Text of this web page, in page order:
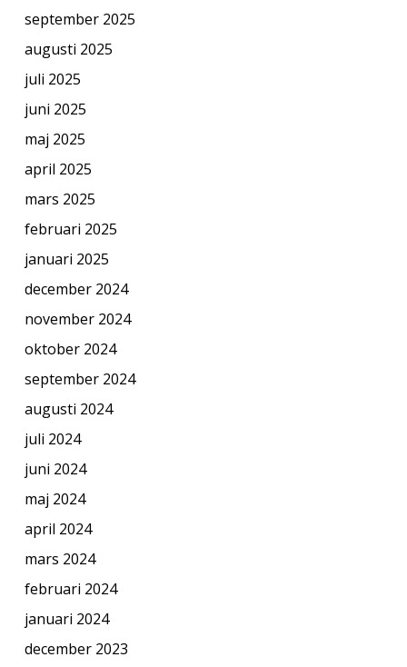
september 2025
augusti 2025
juli 2025
juni 2025
maj 2025
april 2025
mars 2025
februari 2025
januari 2025
december 2024
november 2024
oktober 2024
september 2024
augusti 2024
juli 2024
juni 2024
maj 2024
april 2024
mars 2024
februari 2024
januari 2024
december 2023